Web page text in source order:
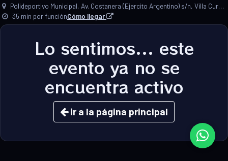
Polideportivo Municipal, Av. Costanera (Ejercito Argentino) s/n, Villa Cura Brochero, Córdoba.
35 min por funciónCómo llegar
Lo sentimos... este
evento ya no se
encuentra activo
ir a la página principal